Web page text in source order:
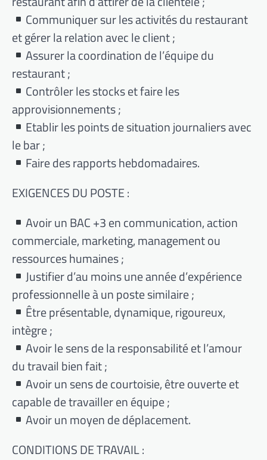
Communiquer sur les activités du restaurant
et gérer la relation avec le client ;
Assurer la coordination de l’équipe du
restaurant ;
Contrôler les stocks et faire les
approvisionnements ;
Etablir les points de situation journaliers avec
le bar ;
Faire des rapports hebdomadaires.
EXIGENCES DU POSTE :
Avoir un BAC +3 en communication, action
commerciale, marketing, management ou
ressources humaines ;
Justifier d’au moins une année d’expérience
professionnelle à un poste similaire ;
Être présentable, dynamique, rigoureux,
intègre ;
Avoir le sens de la responsabilité et l’amour
du travail bien fait ;
Avoir un sens de courtoisie, être ouverte et
capable de travailler en équipe ;
Avoir un moyen de déplacement.
CONDITIONS DE TRAVAIL :